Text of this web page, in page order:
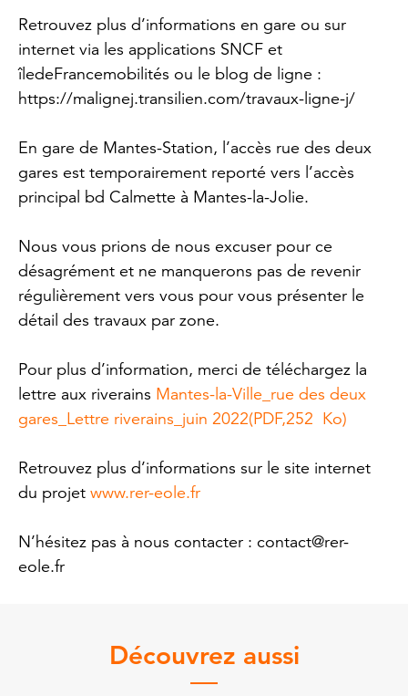
Retrouvez plus d’informations en gare ou sur
internet via les applications SNCF et
îledeFrancemobilités ou le blog de ligne :
https://malignej.transilien.com/travaux-ligne-j/
En gare de Mantes-Station, l’accès rue des deux
gares est temporairement reporté vers l’accès
principal bd Calmette à Mantes-la-Jolie.
Nous vous prions de nous excuser pour ce
désagrément et ne manquerons pas de revenir
régulièrement vers vous pour vous présenter le
détail des travaux par zone.
Pour plus d’information, merci de téléchargez la
lettre aux riverains Mantes-la-Ville_rue des deux
gares_Lettre riverains_juin 2022(PDF,252 Ko)
Retrouvez plus d’informations sur le site internet
du projet www.rer-eole.fr
N’hésitez pas à nous contacter : contact@rer-
eole.fr
Découvrez aussi